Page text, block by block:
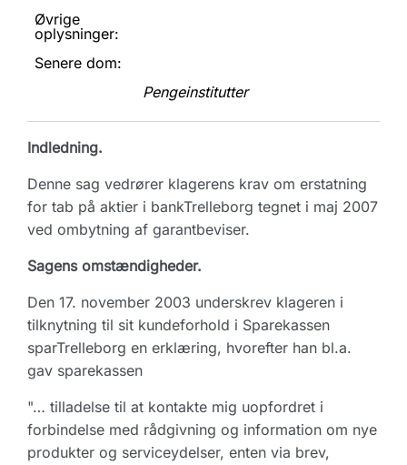
Øvrige
oplysninger:
Senere dom:
Pengeinstitutter
Indledning.
Denne sag vedrører klagerens krav om erstatning
for tab på aktier i bankTrelleborg tegnet i maj 2007
ved ombytning af garantbeviser.
Sagens omstændigheder.
Den 17. november 2003 underskrev klageren i
tilknytning til sit kundeforhold i Sparekassen
sparTrelleborg en erklæring, hvorefter han bl.a.
gav sparekassen
"… tilladelse til at kontakte mig uopfordret i
forbindelse med rådgivning og information om nye
produkter og serviceydelser, enten via brev,